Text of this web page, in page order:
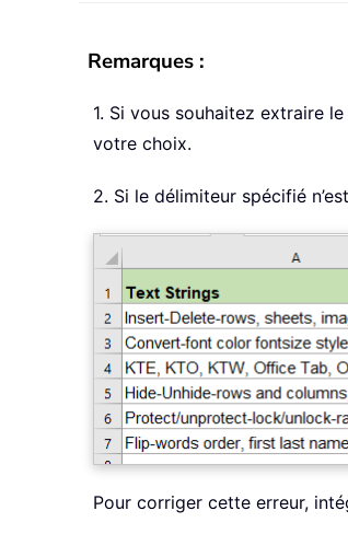
Remarques :
1. Si vous souhaitez extraire
votre choix.
2. Si le délimiteur spécifié
Pour corriger cette erreur,